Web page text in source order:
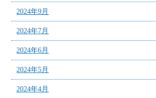
2024年9月
2024年7月
2024年6月
2024年5月
2024年4月